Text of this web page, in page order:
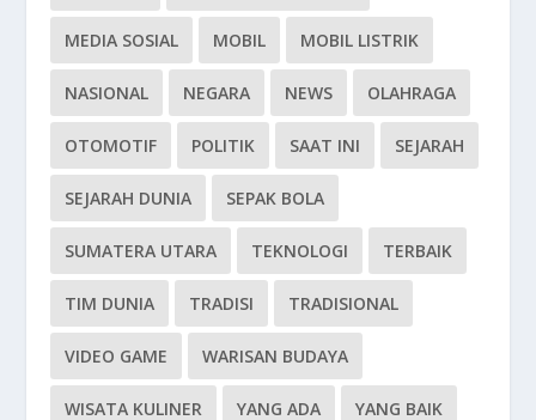
MEDIA SOSIAL MOBIL MOBIL LISTRIK
NASIONAL NEGARA NEWS OLAHRAGA
OTOMOTIF POLITIK SAAT INI SEJARAH
SEJARAH DUNIA SEPAK BOLA
SUMATERA UTARA TEKNOLOGI TERBAIK
TIM DUNIA TRADISI TRADISIONAL
VIDEO GAME WARISAN BUDAYA
WISATA KULINER YANG ADA YANG BAIK